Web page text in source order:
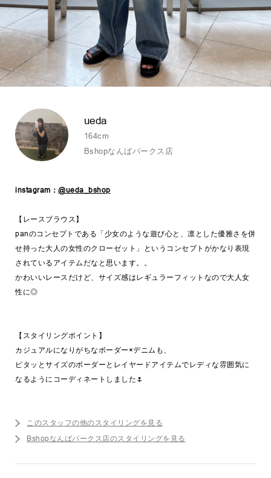
ueda
164cm
Bshopなんばパークス店
instagram： @ueda_bshop
【レースブラウス】
panのコンセプトである「少女のような遊び心と、凛とした優雅さを併
せ持った大人の女性のクローゼット」というコンセプトがかなり表現
されているアイテムだなと思います。。
かわいいレースだけど、サイズ感はレギュラーフィットなので大人女
性に◎
【スタイリングポイント】
カジュアルになりがちなボーダー×デニムも、
ピタッとサイズのボーダーとレイヤードアイテムでレディな雰囲気に
なるようにコーディネートしました🌷
このスタッフの他のスタイリングを見る
Bshopなんばパークス店のスタイリングを見る